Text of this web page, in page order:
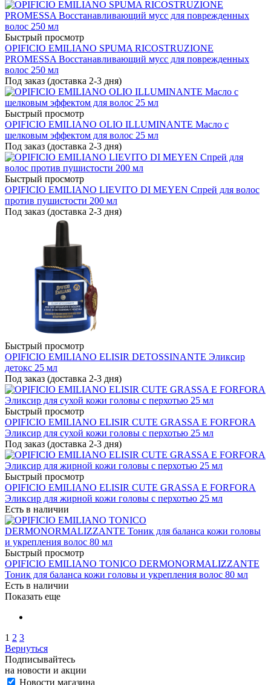
Быстрый просмотр
OPIFICIO EMILIANO SPUMA RICOSTRUZIONE
PROMESSA Восстанавливающий мусс для поврежденных
волос 250 мл
Под заказ (доставка 2-3 дня)
Быстрый просмотр
OPIFICIO EMILIANO OLIO ILLUMINANTE Масло с
шелковым эффектом для волоc 25 мл
Под заказ (доставка 2-3 дня)
Быстрый просмотр
OPIFICIO EMILIANO LIEVITO DI MEYEN Спрей для волос
против пушистости 200 мл
Под заказ (доставка 2-3 дня)
Быстрый просмотр
OPIFICIO EMILIANO ELISIR DETOSSINANTE Эликсир
детокс 25 мл
Под заказ (доставка 2-3 дня)
Быстрый просмотр
OPIFICIO EMILIANO ELISIR CUTE GRASSA E FORFORA
Эликсир для сухой кожи головы с перхотью 25 мл
Под заказ (доставка 2-3 дня)
Быстрый просмотр
OPIFICIO EMILIANO ELISIR CUTE GRASSA E FORFORA
Эликсир для жирной кожи головы с перхотью 25 мл
Есть в наличии
Быстрый просмотр
OPIFICIO EMILIANO TONICO DERMONORMALIZZANTE
Тоник для баланса кожи головы и укрепления волос 80 мл
Есть в наличии
Показать еще
1 2 3
Вернуться
Подписывайтесь
на новости и акции
Новости магазина